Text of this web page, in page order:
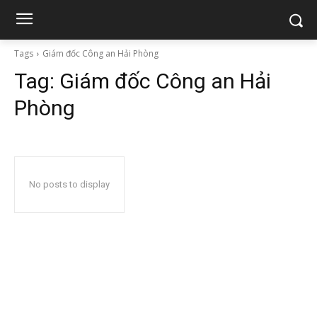
Tags Giám đốc Công an Hải Phòng
Tag: Giám đốc Công an Hải
Phòng
No posts to display